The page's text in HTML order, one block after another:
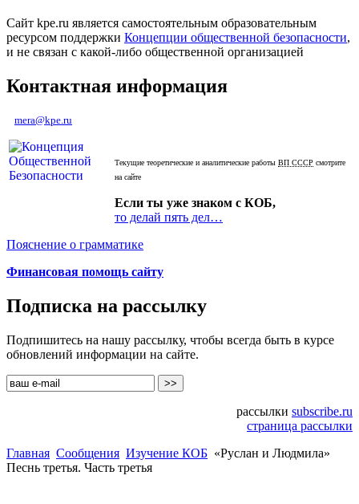
Сайт kpe.ru является самостоятельным образовательным
ресурсом поддержки Концепции общественной безопасности,
и не связан с какой-либо общественной организацией
Контактная информация
mera@kpe.ru
Текущие теоретические и аналитические работы ВП СССР смотрите
на сайте
Если ты уже знаком с КОБ,
то делай пять дел…
Пояснение о грамматике
Финансовая помощь сайту
Подписка на рассылку
Подпишитесь на нашу рассылку, чтобы всегда быть в курсе
обновлений информации на сайте.
рассылки subscribe.ru
страница рассылки
Главная Сообщения Изучение КОБ «Руслан и Людмила»
Песнь третья. Часть третья